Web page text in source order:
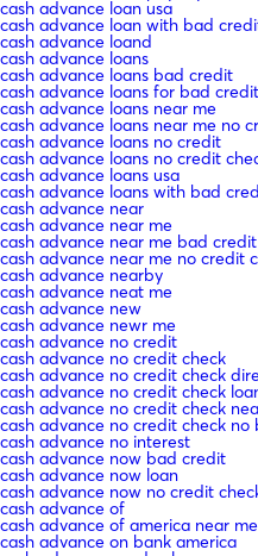
cash advance loan usa
cash advance loan with bad
cash advance loand
cash advance loans
cash advance loans bad credit
cash advance loans for bad credit
cash advance loans near me
cash advance loans near me no
cash advance loans no credit
cash advance loans no credit
cash advance loans usa
cash advance loans with bad
cash advance near
cash advance near me
cash advance near me bad credit
cash advance near me no credit
cash advance nearby
cash advance neat me
cash advance new
cash advance newr me
cash advance no credit
cash advance no credit check
cash advance no credit check
cash advance no credit check
cash advance no credit check
cash advance no credit check no
cash advance no interest
cash advance now bad credit
cash advance now loan
cash advance now no credit
cash advance of
cash advance of america near me
cash advance on bank america